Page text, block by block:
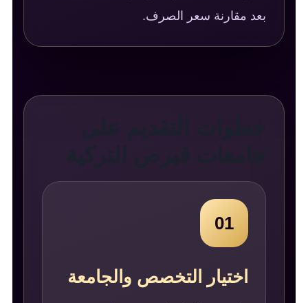
بعد مقارنة سعر الصرف.
01
اختيار التخصص والجامعة